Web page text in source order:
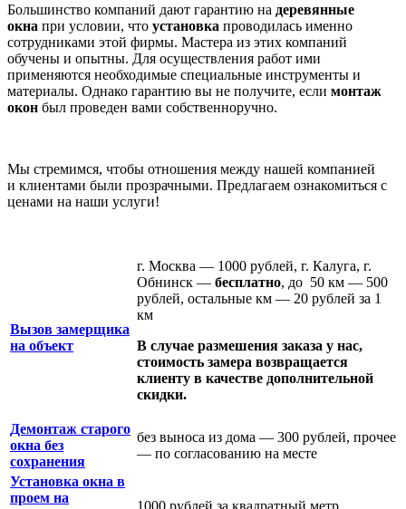
Большинство компаний дают гарантию на деревянные
окна при условии, что установка проводилась именно
сотрудниками этой фирмы. Мастера из этих компаний
обучены и опытны. Для осуществления работ ими
применяются необходимые специальные инструменты и
материалы. Однако гарантию вы не получите, если монтаж
окон был проведен вами собственноручно.
Мы стремимся, чтобы отношения между нашей компанией
и клиентами были прозрачными. Предлагаем ознакомиться с
ценами на наши услуги!
Вызов замерщика
на объект
г. Москва — 1000 рублей, г. Калуга, г.
Обнинск — бесплатно, до 50 км — 500
рублей, остальные км — 20 рублей за 1
км
В случае размешения заказа у нас,
стоимость замера возвращается
клиенту в качестве дополнительной
скидки.
Демонтаж старого
окна без
сохранения
без выноса из дома — 300 рублей, прочее
— по согласованию на месте
Установка окна в
проем на
1000 рублей за квадратный метр